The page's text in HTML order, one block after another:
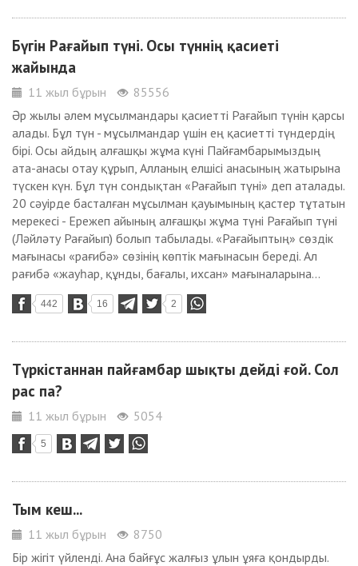
Бүгін Рағайып түні. Осы түннің қасиеті
жайында
11 жыл бұрын
85556
Әр жылы әлем мұсылмандары қасиетті Рағайып түнін қарсы
алады. Бұл түн - мұсылмандар үшін ең қасиетті түндердің
бірі. Осы айдың алғашқы жұма күні Пайғамбарымыздың
ата-анасы отау құрып, Алланың елшісі анасының жатырына
түскен күн. Бұл түн сондықтан «Рағайып түні» деп аталады.
20 сәуірде басталған мұсылман қауымының қастер тұтатын
мерекесі - Ережеп айының алғашқы жұма түні Рағайып түні
(Ләйләту Рағайып) болып табылады. «Рағайыптың» сөздік
мағынасы «рағибә» сөзінің көптік мағынасын береді. Ал
рағибә «жауһар, құнды, бағалы, ихсан» мағыналарына...
442 16 2
Түркістаннан пайғамбар шықты дейді ғой. Сол
рас па?
11 жыл бұрын 5054
5
Тым кеш...
11 жыл бұрын
8750
Бір жігіт үйленді. Ана байғұс жалғыз ұлын ұяға қондырды.